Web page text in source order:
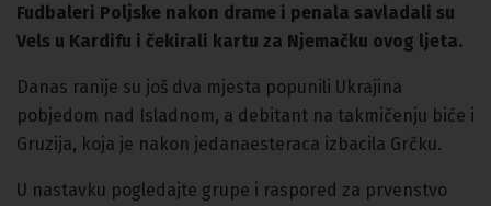
Fudbaleri Poljske nakon drame i penala savladali su
Vels u Kardifu i čekirali kartu za Njemačku ovog ljeta.
Danas ranije su još dva mjesta popunili Ukrajina
pobjedom nad Isladnom, a debitant na takmičenju biće i
Gruzija, koja je nakon jedanaesteraca izbacila Grčku.
U nastavku pogledajte grupe i raspored za prvenstvo